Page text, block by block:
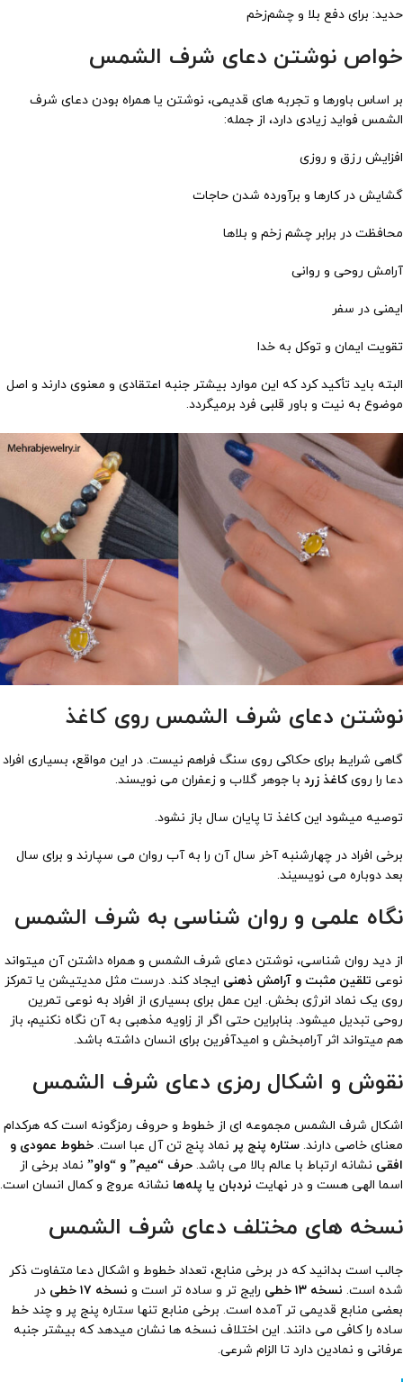
حدید: برای دفع بلا و چشم‌زخم
خواص نوشتن دعای شرف الشمس
بر اساس باورها و تجربه های قدیمی، نوشتن یا همراه بودن دعای شرف
الشمس فواید زیادی دارد، از جمله:
افزایش رزق و روزی
گشایش در کارها و برآورده شدن حاجات
محافظت در برابر چشم زخم و بلاها
آرامش روحی و روانی
ایمنی در سفر
تقویت ایمان و توکل به خدا
البته باید تأکید کرد که این موارد بیشتر جنبه اعتقادی و معنوی دارند و اصل
موضوع به نیت و باور قلبی فرد برمیگردد.
نوشتن دعای شرف الشمس روی کاغذ
گاهی شرایط برای حکاکی روی سنگ فراهم نیست. در این مواقع، بسیاری افراد
دعا را رویکاغذ زرد با جوهر گلاب و زعفران می نویسند.
توصیه میشود این کاغذ تا پایان سال باز نشود.
برخی افراد در چهارشنبه آخر سال آن را به آب روان می سپارند و برای سال
بعد دوباره می نویسیند.
نگاه علمی و روان شناسی به شرف الشمس
از دید روان شناسی، نوشتن دعای شرف الشمس و همراه داشتن آن میتواند
نوعی تلقین مثبت و آرامش ذهنی ایجاد کند. درست مثل مدیتیشن یا تمرکز
روی یک نماد انرژی بخش. این عمل برای بسیاری از افراد به نوعی تمرین
روحی تبدیل میشود. بنابراین حتی اگر از زاویه مذهبی به آن نگاه نکنیم، باز
هم میتواند اثر آرامبخش و امیدآفرین برای انسان داشته باشد.
نقوش و اشکال رمزی دعای شرف الشمس
اشکال شرف الشمس مجموعه ای از خطوط و حروف رمزگونه است که هرکدام
معنای خاصی دارند. ستاره پنج پر نماد پنج تن آل عبا است. خطوط عمودی و
افقی نشانه ارتباط با عالم بالا می باشد. حرف “میم” و “واو” نماد برخی از
اسما الهی هست و در نهایت نردبان یا پله‌ها نشانه عروج و کمال انسان است.
نسخه های مختلف دعای شرف الشمس
جالب است بدانید که در برخی منابع، تعداد خطوط و اشکال دعا متفاوت ذکر
شده است. نسخه ۱۳ خطی رایج تر و ساده تر است و نسخه ۱۷ خطی
در
بعضی منابع قدیمی تر آمده است. برخی منابع تنها ستاره پنج پر و چند خط
ساده را کافی می دانند. این اختلاف نسخه ها نشان میدهد که بیشتر جنبه
عرفانی و نمادین دارد تا الزام شرعی.